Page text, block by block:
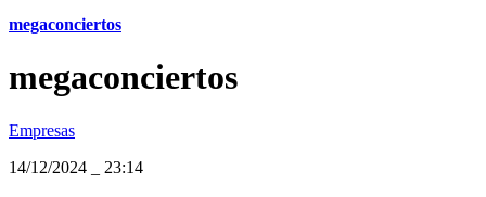
megaconciertos
megaconciertos
Empresas
14/12/2024
23:14